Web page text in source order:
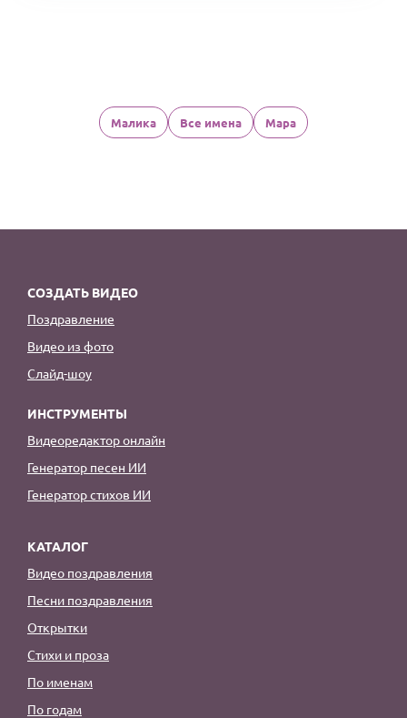
Малика Все имена Мара
СОЗДАТЬ ВИДЕО
Поздравление
Видео из фото
Слайд-шоу
ИНСТРУМЕНТЫ
Видеоредактор онлайн
Генератор песен ИИ
Генератор стихов ИИ
КАТАЛОГ
Видео поздравления
Песни поздравления
Открытки
Стихи и проза
По именам
По годам